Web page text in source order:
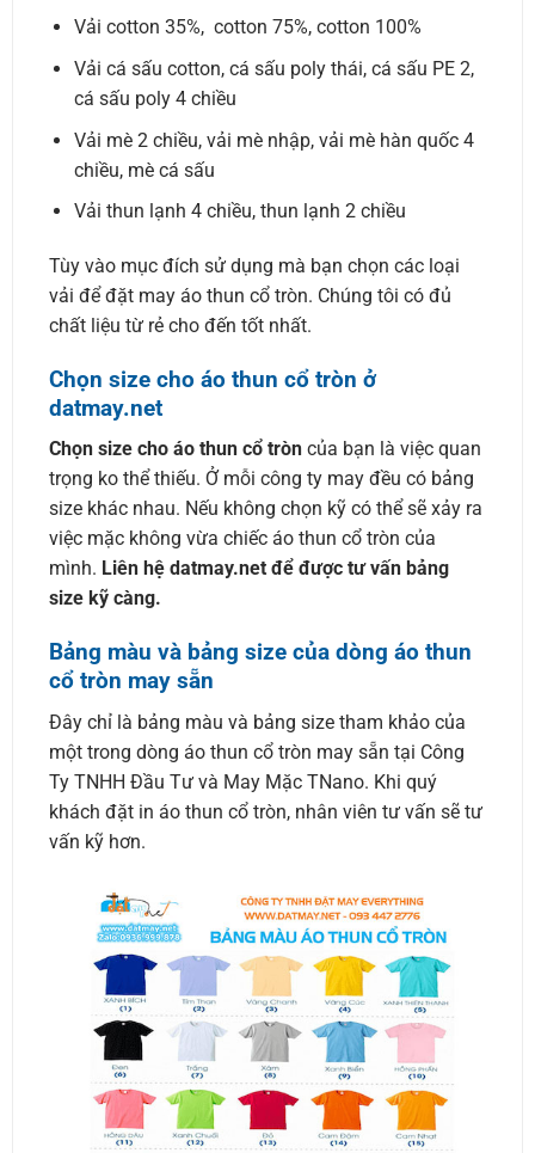
Vải cotton 35%, cotton 75%, cotton 100%
Vải cá sấu cotton, cá sấu poly thái, cá sấu PE 2,
cá sấu poly 4 chiều
Vải mè 2 chiều, vải mè nhập, vải mè hàn quốc 4
chiều, mè cá sấu
Vải thun lạnh 4 chiều, thun lạnh 2 chiều
Tùy vào mục đích sử dụng mà bạn chọn các loại
vải để đặt may áo thun cổ tròn. Chúng tôi có đủ
chất liệu từ rẻ cho đến tốt nhất.
Chọn size cho áo thun cổ tròn ở
datmay.net
Chọn size cho áo thun cổ tròn của bạn là việc quan
trọng ko thể thiếu. Ở mỗi công ty may đều có bảng
size khác nhau. Nếu không chọn kỹ có thể sẽ xảy ra
việc mặc không vừa chiếc áo thun cổ tròn của
mình. Liên hệ datmay.net để được tư vấn bảng
size kỹ càng.
Bảng màu và bảng size của dòng áo thun
cổ tròn may sẵn
Đây chỉ là bảng màu và bảng size tham khảo của
một trong dòng áo thun cổ tròn may sẵn tại Công
Ty TNHH Đầu Tư và May Mặc TNano. Khi quý
khách đặt in áo thun cổ tròn, nhân viên tư vấn sẽ tư
vấn kỹ hơn.